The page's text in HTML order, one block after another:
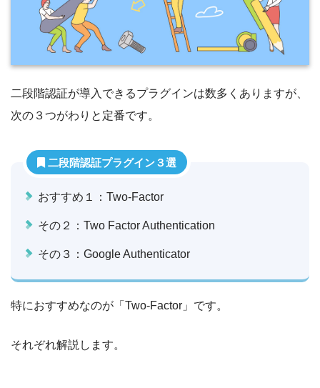
二段階認証が導入できるプラグインは数多くありますが、
次の３つがわりと定番です。
二段階認証プラグイン３選
おすすめ１：Two-Factor
その２：Two Factor Authentication
その３：Google Authenticator
特におすすめなのが「Two-Factor」です。
それぞれ解説します。